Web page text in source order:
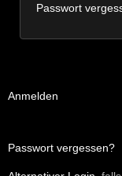
Passwort
Anmelden
Passwort vergessen?